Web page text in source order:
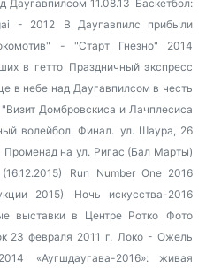
Даугавпилсом 11.08.13 Баскетбол:
- 2012
В Даугавпилс прибыли
- "Старт Гнезно" 2014
в гетто Праздничный экспресс
в небе над Даугавпилсом в честь
"Визит Домбровскиса и Лачплесиса
волейбол. Финал. ул. Шаура, 26
Променад на ул. Ригас (Бал Марты)
Run Number One 2016
2015)
Ночь искусства-2016
выставки в Центре Ротко
Фото
23 февраля 2011 г. Локо - Ожель
«Аугшдаугава-2016»: живая